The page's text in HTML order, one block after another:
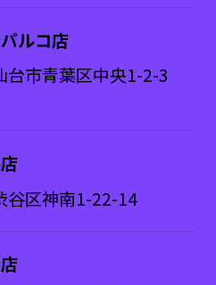
ルコ店
台市青葉区中央1-2-3
谷区神南1-22-14